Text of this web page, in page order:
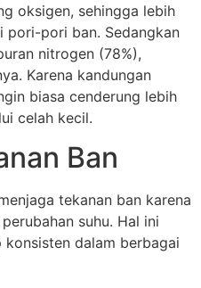
oksigen, sehingga lebih
pori-pori ban. Sedangkan
nitrogen (78%),
Karena kandungan
biasa cenderung lebih
celah kecil.
Ban
tekanan ban karena
suhu. Hal ini
dalam berbagai